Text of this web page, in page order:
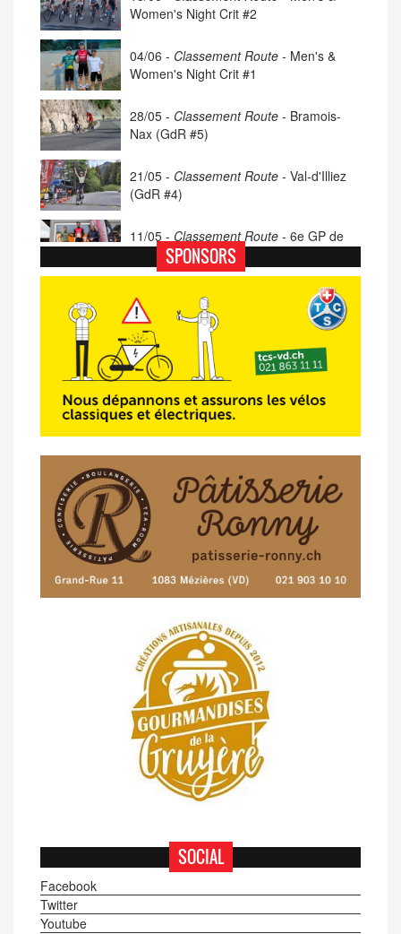
Women's Night Crit #2
04/06 - Classement Route - Men's &
Women's Night Crit #1
28/05 - Classement Route - Bramois-
Nax (GdR #5)
21/05 - Classement Route - Val-d'Illiez
(GdR #4)
11/05 - Classement Route - 6e GP de
Porsel (TdC #4)
07/05 - Classement Route -
Blonay-Les
Pléiades (GdR #3)
23/04 - Classement Route -4e Pringy -
Moléson (TdC #3)
14/04 -Photos -Les photos du 5e GP
de Semsales
14/04 - Classement Route -
5e GP de
Semsales (TdC #2)
SPONSORS
SOCIAL
Facebook
Twitter
Youtube